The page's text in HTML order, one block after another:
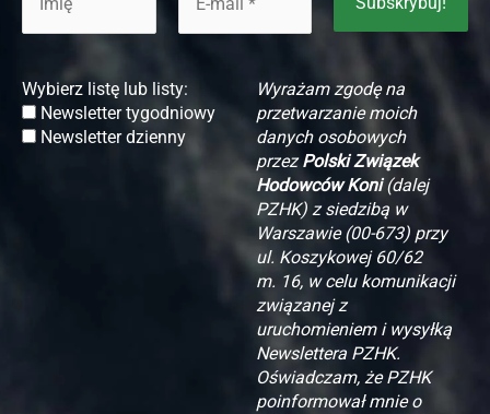
Wybierz listę lub listy:
Newsletter tygodniowy
Newsletter dzienny
Wyrażam zgodę na
przetwarzanie moich
danych osobowych
przezPolski Związek
Hodowców Koni(dalej
PZHK) z siedzibą w
Warszawie (00-673) przy
ul. Koszykowej 60/62
m. 16, w celu komunikacji
związanej z
uruchomieniem i wysyłką
Newslettera PZHK.
Oświadczam, że PZHK
poinformował mnie o